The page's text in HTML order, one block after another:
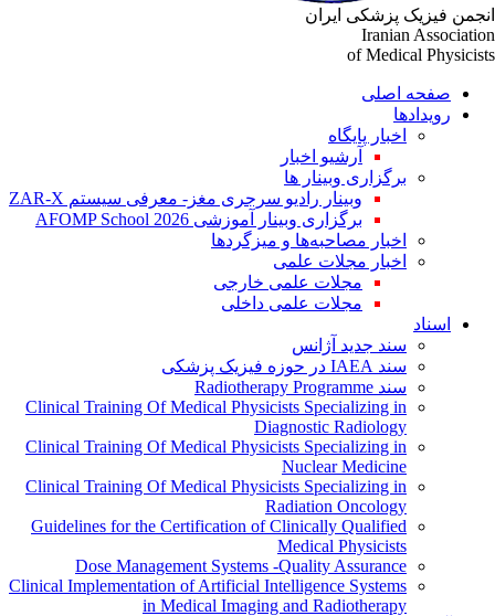
فیزیک پزشکی ایران
Iranian
of Medical
صفحه اصلی
رویدادها
اخبار پایگاه
آرشیو اخبار
برگزاری وبینار ها
وبینار رادیو سرجری مغز- معرفی سیستم ZAR-X
برگزاری وبینار آموزشی AFOMP School 2026
اخبار مصاحبه‌ها و میزگردها
اخبار مجلات علمی
مجلات علمی خارجی
مجلات علمی داخلی
اسناد
سند جدید آژانس
سند IAEA در حوزه فیزیک پزشکی
سند Radiotherapy Programme
Clinical Training Of Medical Physicists Specializing in
Diagnostic Radiology
Clinical Training Of Medical Physicists Specializing in
Nuclear Medicine
Clinical Training Of Medical Physicists Specializing in
Radiation Oncology
Guidelines for the Certification of Clinically Qualified
Medical Physicists
Dose Management Systems -Quality Assurance
Clinical Implementation of Artificial Intelligence Systems
in Medical Imaging and Radiotherapy